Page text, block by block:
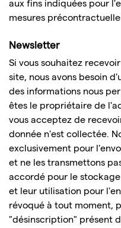
aux fins indiquées pour
mesures
Newsletter
Si vous souhaitez
site, nous avons besoin
des informations nous
êtes le propriétaire de
vous acceptez de
donnée n'est collectée.
exclusivement pour
et ne les transmettons
accordé pour le
et leur utilisation pour
révoqué à tout moment,
"désinscription" présent